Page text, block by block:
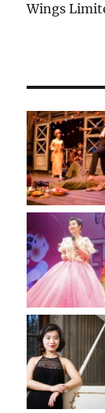
Wings